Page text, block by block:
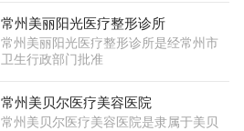
常州美丽阳光医疗整形诊所
常州美丽阳光医疗整形诊所是经常州市
卫生行政部门批准
常州美贝尔医疗美容医院
常州美贝尔医疗美容医院是隶属于美贝